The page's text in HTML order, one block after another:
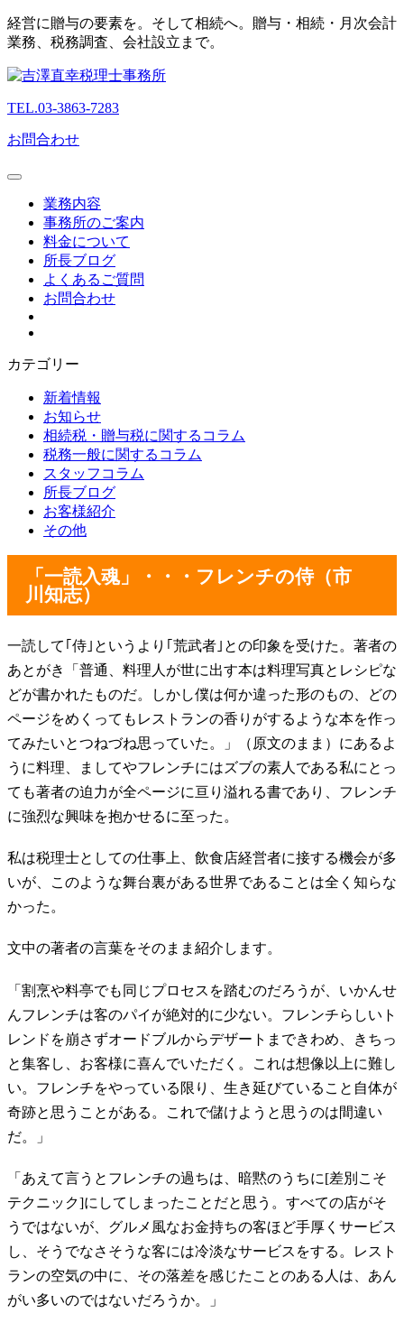
経営に贈与の要素を。そして相続へ。贈与・相続・月次会計
業務、税務調査、会社設立まで。
TEL.03-3863-7283
お問合わせ
業務内容
事務所のご案内
料金について
所長ブログ
よくあるご質問
お問合わせ
カテゴリー
新着情報
お知らせ
相続税・贈与税に関するコラム
税務一般に関するコラム
スタッフコラム
所長ブログ
お客様紹介
その他
「一読入魂」・・・フレンチの侍（市
川知志）
一読して｢侍｣というより｢荒武者｣との印象を受けた。著者の
あとがき「普通、料理人が世に出す本は料理写真とレシピな
どが書かれたものだ。しかし僕は何か違った形のもの、どの
ページをめくってもレストランの香りがするような本を作っ
てみたいとつねづね思っていた。」（原文のまま）にあるよ
うに料理、ましてやフレンチにはズブの素人である私にとっ
ても著者の迫力が全ページに亘り溢れる書であり、フレンチ
に強烈な興味を抱かせるに至った。
私は税理士としての仕事上、飲食店経営者に接する機会が多
いが、このような舞台裏がある世界であることは全く知らな
かった。
文中の著者の言葉をそのまま紹介します。
「割烹や料亭でも同じプロセスを踏むのだろうが、いかんせ
んフレンチは客のパイが絶対的に少ない。フレンチらしいト
レンドを崩さずオードブルからデザートまできわめ、きちっ
と集客し、お客様に喜んでいただく。これは想像以上に難し
い。フレンチをやっている限り、生き延びていること自体が
奇跡と思うことがある。これで儲けようと思うのは間違い
だ。」
「あえて言うとフレンチの過ちは、暗黙のうちに[差別こそ
テクニック]にしてしまったことだと思う。すべての店がそ
うではないが、グルメ風なお金持ちの客ほど手厚くサービス
し、そうでなさそうな客には冷淡なサービスをする。レスト
ランの空気の中に、その落差を感じたことのある人は、あん
がい多いのではないだろうか。」